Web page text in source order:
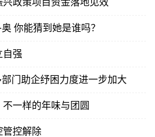
政策项目资金落地见效
你能猜到她是谁吗？
自强
门助企纾困力度进一步加大
一样的年味与团圆
管控解除